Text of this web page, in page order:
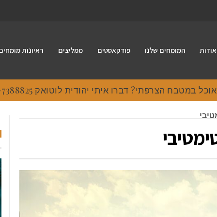
אודות המומחים שלנו פודקאסטים ממליצים ראיונות
במטבח הצרפתי? דברו איתי יהודית לוטואק 054-7388825.